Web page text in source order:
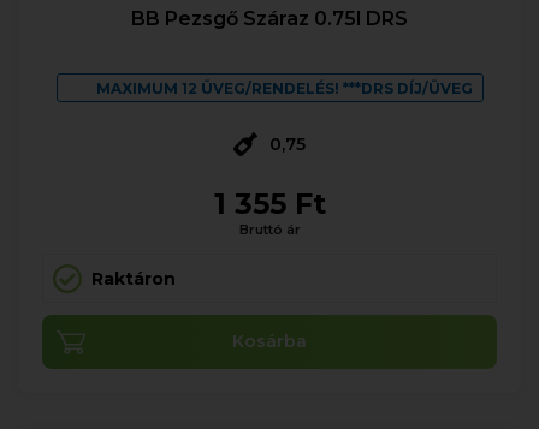
BB Pezsgő Száraz 0.75l DRS
MAXIMUM 12 ÜVEG/RENDELÉS! ***DRS DÍJ/ÜVEG
0,75
1 355 Ft
Bruttó ár
Raktáron
Kosárba